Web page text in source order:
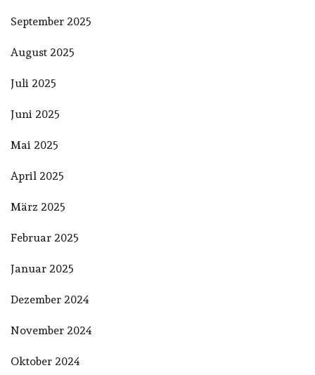
September 2025
August 2025
Juli 2025
Juni 2025
Mai 2025
April 2025
März 2025
Februar 2025
Januar 2025
Dezember 2024
November 2024
Oktober 2024